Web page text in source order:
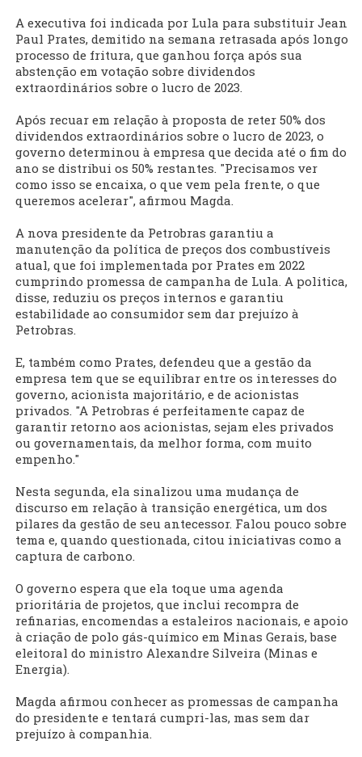
A executiva foi indicada por Lula para substituir Jean
Paul Prates, demitido na semana retrasada após longo
processo de fritura, que ganhou força após sua
abstenção em votação sobre dividendos
extraordinários sobre o lucro de 2023.
Após recuar em relação à proposta de reter 50% dos
dividendos extraordinários sobre o lucro de 2023, o
governo determinou à empresa que decida até o fim do
ano se distribui os 50% restantes. "Precisamos ver
como isso se encaixa, o que vem pela frente, o que
queremos acelerar", afirmou Magda.
A nova presidente da Petrobras garantiu a
manutenção da política de preços dos combustíveis
atual, que foi implementada por Prates em 2022
cumprindo promessa de campanha de Lula. A politica,
disse, reduziu os preços internos e garantiu
estabilidade ao consumidor sem dar prejuízo à
Petrobras.
E, também como Prates, defendeu que a gestão da
empresa tem que se equilibrar entre os interesses do
governo, acionista majoritário, e de acionistas
privados. "A Petrobras é perfeitamente capaz de
garantir retorno aos acionistas, sejam eles privados
ou governamentais, da melhor forma, com muito
empenho."
Nesta segunda, ela sinalizou uma mudança de
discurso em relação à transição energética, um dos
pilares da gestão de seu antecessor. Falou pouco sobre
tema e, quando questionada, citou iniciativas como a
captura de carbono.
O governo espera que ela toque uma agenda
prioritária de projetos, que inclui recompra de
refinarias, encomendas a estaleiros nacionais, e apoio
à criação de polo gás-químico em Minas Gerais, base
eleitoral do ministro Alexandre Silveira (Minas e
Energia).
Magda afirmou conhecer as promessas de campanha
do presidente e tentará cumpri-las, mas sem dar
prejuízo à companhia.